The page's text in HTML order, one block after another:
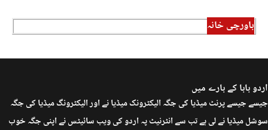
باورچی خانہ
اردو بابا کے بارے میں
جیسے جیسے پرنٹ میڈیا کی جگہ الیکٹرونک میڈیا نے اور الیکٹرونگ میڈیا کی جگہ
سوشل میڈیا نے لی ہے تب سے انٹرنیٹ پہ اردو کی ویب سائیٹس نے اپنی جگہ خوب